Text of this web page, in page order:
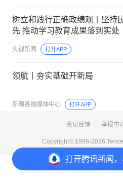
打开腾讯新闻
树立和践行正确政绩观丨坚持
先 推动学习教育成果落到实处
央视新闻 打开APP
领航丨夯实基础开新局
新源县融媒体中心 打开APP
意见反馈 举报中
Copyright© 1998-2026